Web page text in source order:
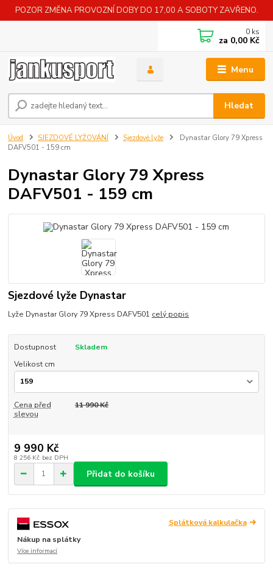
POZOR ZMĚNA PROVOZNÍ DOBY DO 17,00 A SOBOTY ZAVŘENO.
Menu
Hledat
0 ks
za 0,00 Kč
Úvod SJEZDOVÉ LYŽOVÁNÍ Sjezdové lyže
Dynastar Glory 79 Xpress
DAFV501 - 159 cm
Dynastar Glory 79 Xpress
DAFV501 - 159 cm
Sjezdové lyže Dynastar
Lyže Dynastar Glory 79 Xpress DAFV501 celý popis
Dostupnost
Skladem
Velikost cm
Cena před
slevou
11 990 Kč
9 990 Kč
8 256 Kč bez DPH
Přidat do košíku
Splátková kalkulačka
Nákup na splátky
Více informací